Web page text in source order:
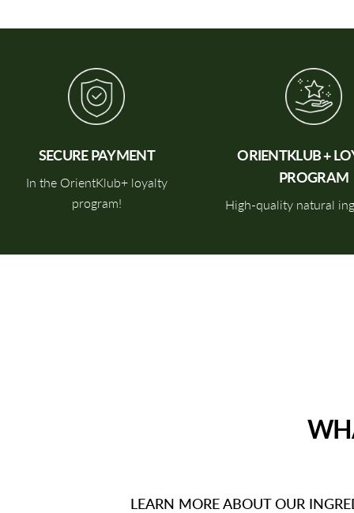
SECUREPAYMENT
In the OrientKlub+ loyalty
program!
ORIENTKLUB +
PROGRAM
High-quality natural
LEARN MORE ABOUT OUR